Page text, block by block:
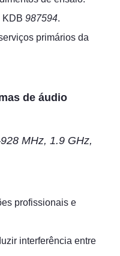
KDB 987594.
primários da
de áudio
MHz, 1.9 GHz,
profissionais e
interferência entre